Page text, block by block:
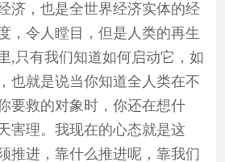
济，也是全世界经济实体的经
，令人瞠目，但是人类的再生
,只有我们知道如何启动它，如
也就是说当你知道全人类在不
要救的对象时，你还在想什
害理。我现在的心态就是这
推进，靠什么推进呢，靠我们